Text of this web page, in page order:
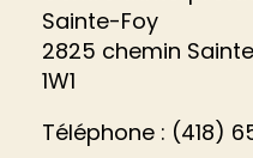
Sainte-Foy
2825 chemin
1W1
Téléphone : (418)